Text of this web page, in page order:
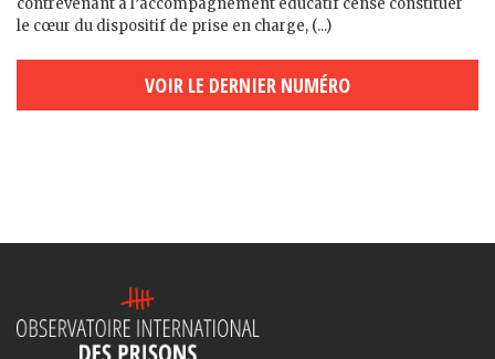
contrevenant à l’accompagnement éducatif censé constituer
le cœur du dispositif de prise en charge, (...)
VOIR LE DERNIER NUMÉRO